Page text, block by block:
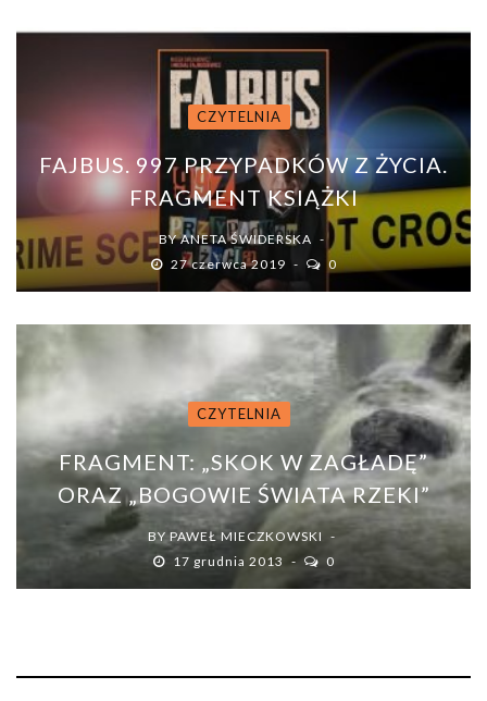
CZYTELNIA
FAJBUS. 997 PRZYPADKÓW Z ŻYCIA.
FRAGMENT KSIĄŻKI
BYANETA ŚWIDERSKA
27 czerwca 2019
0
CZYTELNIA
FRAGMENT: „SKOK W ZAGŁADĘ”
ORAZ „BOGOWIE ŚWIATA RZEKI”
BY PAWEŁ MIECZKOWSKI
17 grudnia 2013
0